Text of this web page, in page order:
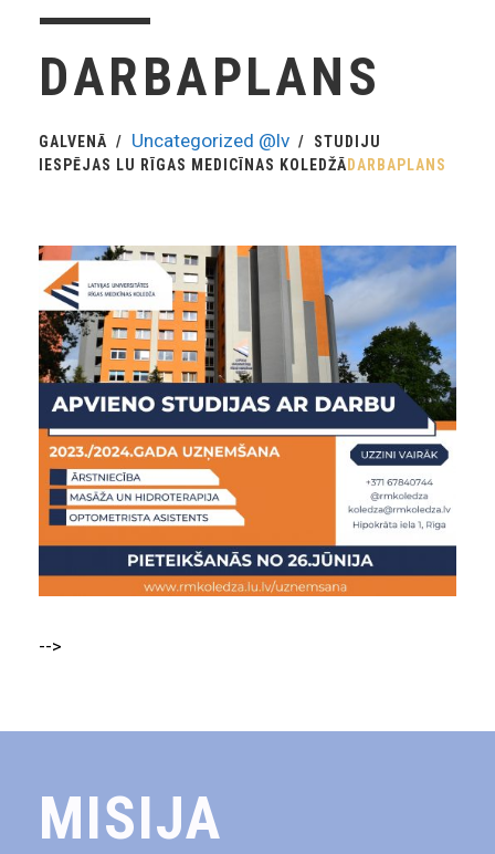
DARBAPLANS
GALVENĀ Uncategorized @lv
STUDIJU
IESPĒJAS LU RĪGAS MEDICĪNAS KOLEDŽĀ DARBAPLANS
-->
MISIJA